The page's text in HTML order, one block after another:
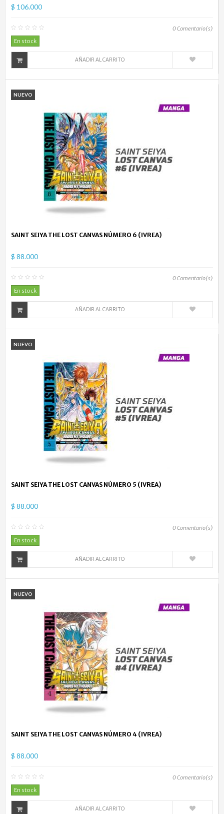
$ 106.000
0Comentario(s)
En stock
AÑADIR AL CARRITO
NUEVO
SAINT SEIYA THE LOST CANVAS NÚMERO 6 (IVREA)
$ 88.000
0Comentario(s)
En stock
AÑADIR AL CARRITO
NUEVO
SAINT SEIYA THE LOST CANVAS NÚMERO 5 (IVREA)
$ 88.000
0Comentario(s)
En stock
AÑADIR AL CARRITO
NUEVO
SAINT SEIYA THE LOST CANVAS NÚMERO 4 (IVREA)
$ 88.000
0Comentario(s)
En stock
AÑADIR AL CARRITO